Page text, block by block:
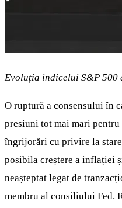
Evoluția indicelui S&P 500
O ruptură a consensului în
presiuni tot mai mari
îngrijorări cu privire la
posibila creștere a inflației
neașteptat legat de
membru al consiliului Fed.